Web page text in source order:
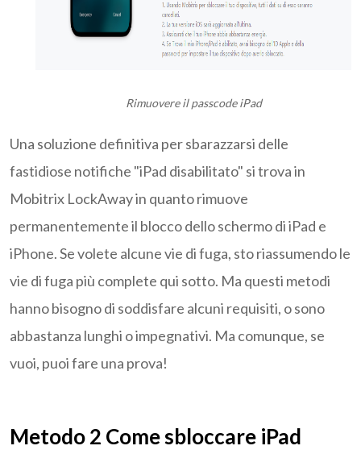
Rimuovere il passcode iPad
Una soluzione definitiva per sbarazzarsi delle
fastidiose notifiche "iPad disabilitato" si trova in
Mobitrix LockAway in quanto rimuove
permanentemente il blocco dello schermo di iPad e
iPhone. Se volete alcune vie di fuga, sto riassumendo le
vie di fuga più complete qui sotto. Ma questi metodi
hanno bisogno di soddisfare alcuni requisiti, o sono
abbastanza lunghi o impegnativi. Ma comunque, se
vuoi, puoi fare una prova!
Metodo 2 Come sbloccare iPad